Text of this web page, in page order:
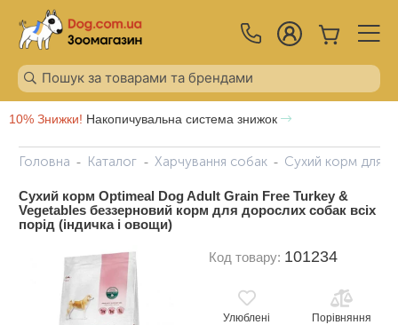
10% Знижки! Накопичувальна система знижок
Головна Каталог Харчування собак Сухий корм для
Сухий корм Optimeal Dog Adult Grain Free Turkey &
Vegetables беззерновий корм для дорослих собак всіх
порід (індичка і овощи)
Код товару: 101234
Улюблені Порівняння